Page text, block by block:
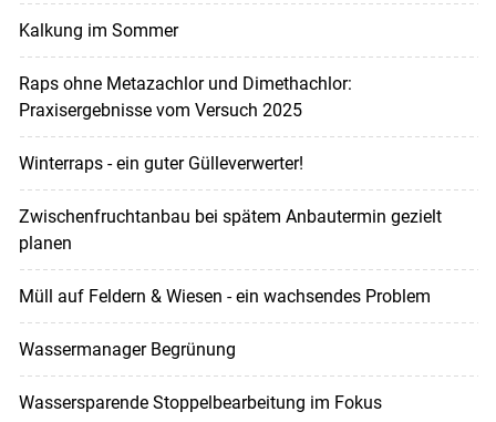
Kalkung im Sommer
Raps ohne Metazachlor und Dimethachlor:
Praxisergebnisse vom Versuch 2025
Winterraps - ein guter Gülleverwerter!
Zwischenfruchtanbau bei spätem Anbautermin gezielt
planen
Müll auf Feldern & Wiesen - ein wachsendes Problem
Wassermanager Begrünung
Wassersparende Stoppelbearbeitung im Fokus